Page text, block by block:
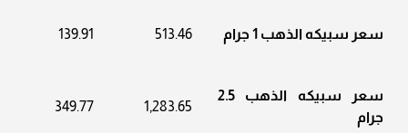
سعر سبيكه الذهب 1 جرام 513.46
139.91
سعر سبيكه الذهب 2.5
جرام
1,283.65
349.77